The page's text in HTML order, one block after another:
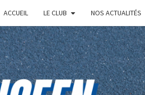
ACCUEIL LE CLUB NOS ACTUALITÉS